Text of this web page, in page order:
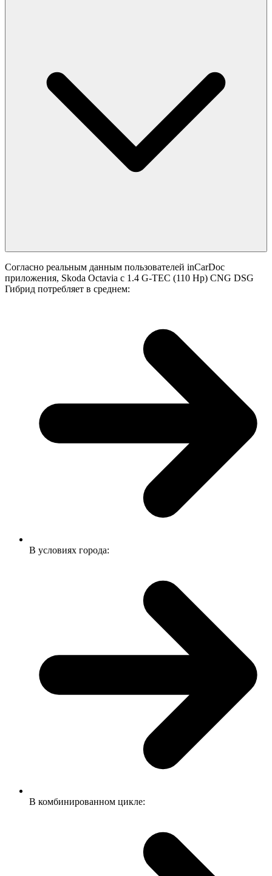
Согласно реальным данным пользователей inCarDoc
приложения, Skoda Octavia с 1.4 G-TEC (110 Hp) CNG DSG
Гибрид потребляет в среднем:
В условиях города:
В комбинированном цикле: